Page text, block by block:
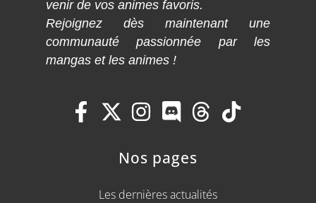
venir de vos animes favoris.
Rejoignez dès maintenant une
communauté passionnée par les
mangas et les animes !
Nos pages
Les dernières actualités